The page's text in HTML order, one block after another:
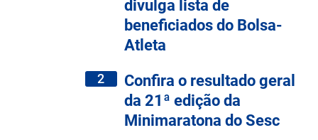
divulga lista de
beneficiados do Bolsa-
Atleta
2
Confira o resultado geral
da 21ª edição da
Minimaratona do Sesc